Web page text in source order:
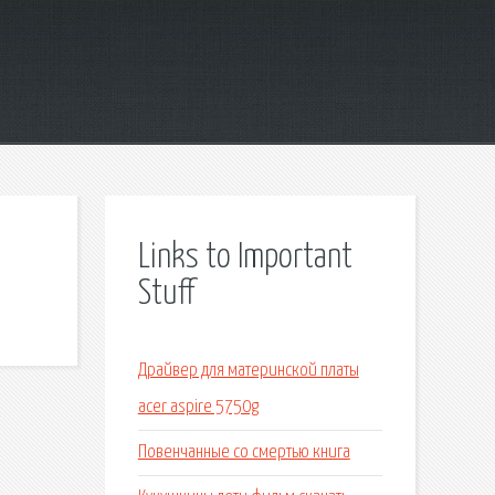
Links to Important
Stuff
Драйвер для материнской платы
acer aspire 5750g
Повенчанные со смертью книга